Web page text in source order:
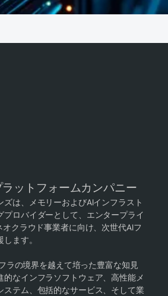
ットフォームカンパニー
は、メモリーおよびAIインフラスト
プロバイダーとして、エンタープライ
クラウド事業者に向け、次世代AIフ
ます。
ラの境界を越えて培った豊富な知見
的なインフラソフトウェア、高性能メ
ステム、包括的なサービス、そして業